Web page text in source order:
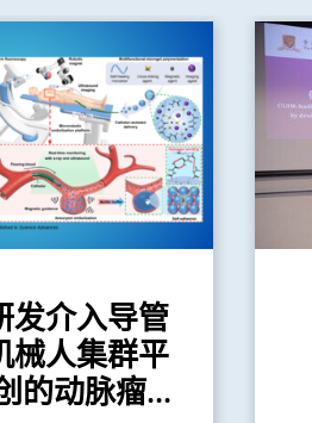
发介入导管
械人集群平
的动脉瘤...